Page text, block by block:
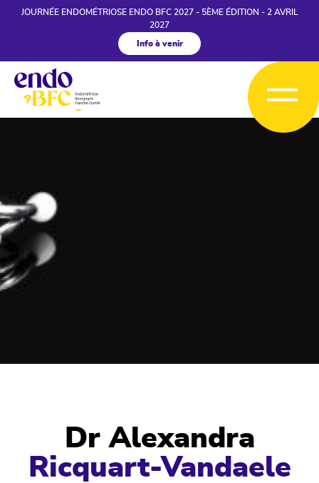
JOURNÉE ENDOMÉTRIOSE ENDO BFC 2027 - 5ÈME ÉDITION - 2 AVRIL
2027
Info à venir
Dr Alexandra
Ricquart-Vandaele